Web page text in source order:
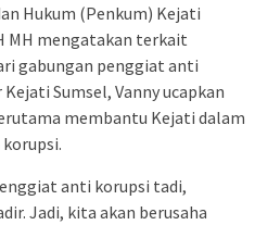
Hukum (Penkum) Kejati
MH mengatakan terkait
gabungan penggiat anti
Sumsel, Vanny ucapkan
membantu Kejati dalam
anti korupsi tadi,
Jadi, kita akan berusaha